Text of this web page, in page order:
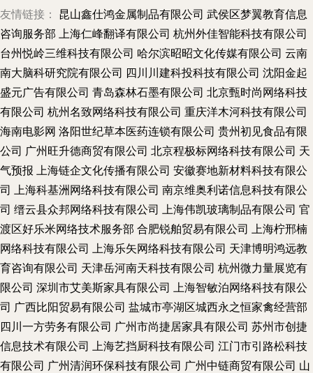
友情链接： 昆山鑫仕鸿金属制品有限公司 武侯区梦翼教育信息
咨询服务部 上海仁峰翻译有限公司 杭州外佳智能科技有限公司
台州悦岭三维科技有限公司 哈尔滨昭昭文化传媒有限公司 云南
南大脑科研究院有限公司 四川川建科投科技有限公司 沈阳金起
盛元广告有限公司 青岛森林石墨有限公司 北京甄时尚网络科技
有限公司 杭州名致网络科技有限公司 重庆洋木河科技有限公司
海南电影网 洛阳世纪草本医药连锁有限公司 贵州初见食品有限
公司 广州旺升德商贸有限公司 北京程极标网络科技有限公司 天
气预报 上海链企文化传播有限公司 安徽赛地新材料科技有限公
司 上海科基洲网络科技有限公司 南京维奥利诺信息科技有限公
司 缙云县众邦网络科技有限公司 上海伟凯玻璃制品有限公司 官
渡区好乐米网络技术服务部 合肥锐舶贸易有限公司 上海柠邢楠
网络科技有限公司 上海乐矢网络科技有限公司 天津博明鸿远教
育咨询有限公司 天津岳河南天科技有限公司 杭州微力量展览有
限公司 深圳市艾美斯家具有限公司 上海智敏泊网络科技有限公
司 广西比阳贸易有限公司 盐城市亭湖区城西永之恒家禽经营部
四川一方劳务有限公司 广州市尚捷居家具有限公司 苏州市创捷
信息技术有限公司 上海艺挡厨科技有限公司 江门市引路松科技
有限公司 广州清润环保科技有限公司 广州中链商贸有限公司 山